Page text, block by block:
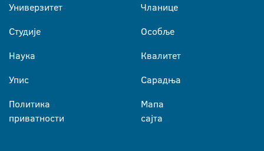
Универзитет
Студије
Наука
Упис
Политика
приватности
Чланице
Особље
Квалитет
Сарадња
Мапа
сајта